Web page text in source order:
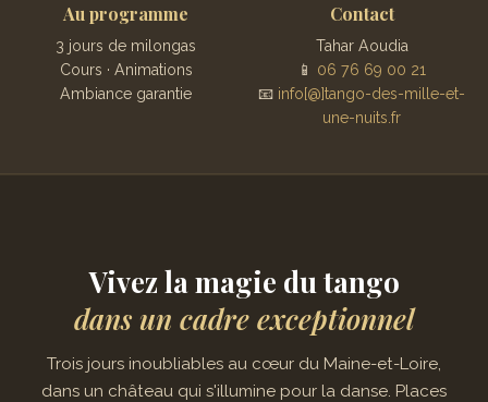
Au programme
3 jours de milongas
Cours · Animations
Ambiance garantie
Contact
Tahar Aoudia
📱 06 76 69 00 21
📧 info[@]tango-des-mille-et-
une-nuits.fr
Vivez la magie du tango
dans un cadre exceptionnel
Trois jours inoubliables au cœur du Maine-et-Loire,
dans un château qui s'illumine pour la danse. Places